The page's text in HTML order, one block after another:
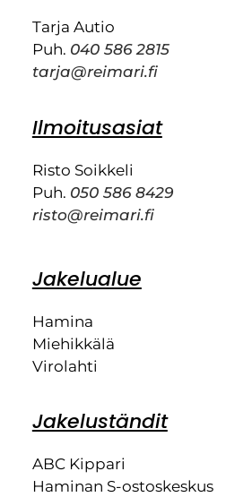
Tarja Autio
Puh. 040 586 2815
tarja@reimari.fi
Ilmoitusasiat
Risto Soikkeli
Puh. 050 586 8429
risto@reimari.fi
Jakelualue
Hamina
Miehikkälä
Virolahti
Jakeluständit
ABC Kippari
Haminan S-ostoskeskus